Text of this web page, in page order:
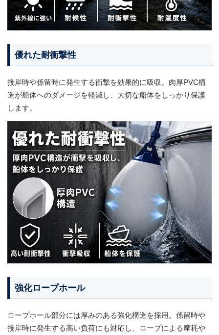
優れた耐衝撃性
接岸時や係留時に発生する衝撃を効果的に吸収。肉厚PVC構
造が船体へのダメージを軽減し、大切な船体をしっかり保護
します。
強化ロープホール
ロープホール部分には厚みのある強化構造を採用。係留時や
接岸時に発生する高い負荷にも対応し、ロープによる摩耗や